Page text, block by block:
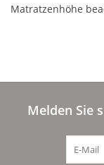
Edles aus
Tisch & Küche
Matratzenhöhe
Melden Sie